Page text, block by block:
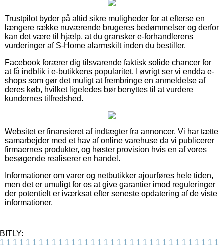
Trustpilot byder på altid sikre muligheder for at efterse en
længere række nuværende brugeres bedømmelser og derfor
kan det være til hjælp, at du gransker e-forhandlerens
vurderinger af S-Home alarmskilt inden du bestiller.
Facebook forærer dig tilsvarende faktisk solide chancer for
at få indblik i e-butikkens popularitet. I øvrigt ser vi endda e-
shops som gør det muligt at frembringe en anmeldelse af
deres køb, hvilket ligeledes bør benyttes til at vurdere
kundernes tilfredshed.
Websitet er finansieret af indtægter fra annoncer. Vi har tætte
samarbejder med et hav af online varehuse da vi publicerer
firmaernes produkter, og høster provision hvis en af vores
besøgende realiserer en handel.
Informationer om varer og netbutikker ajourføres hele tiden,
men det er umuligt for os at give garantier imod reguleringer
der potentielt er iværksat efter seneste opdatering af de viste
informationer.
BITLY:
1 1 1 1 1 1 1 1 1 1 1 1 1 1 1 1 1 1 1 1 1 1 1 1 1 1 1 1 1 1 1 1 1 1